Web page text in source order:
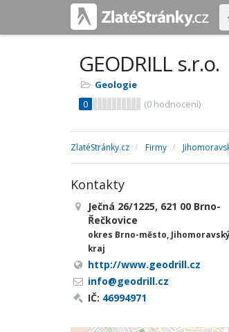
GEODRILL s.r.o.
Geologie
0
(0 hodnocení)
ZlatéStránky.cz Firmy
Kontakty
Ječná 26/1225, 621 00 Brno-
Řečkovice
okres Brno-město,
kraj
http://www.geodrill.cz
info@geodrill.cz
IČ: 46994971